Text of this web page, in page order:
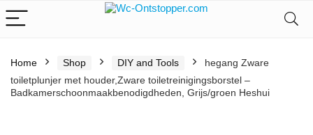
Home Shop DIY and Tools
hegang Zware
toiletplunjer met houder,Zware toiletreinigingsborstel –
Badkamerschoonmaakbenodigdheden, Grijs/groen Heshui